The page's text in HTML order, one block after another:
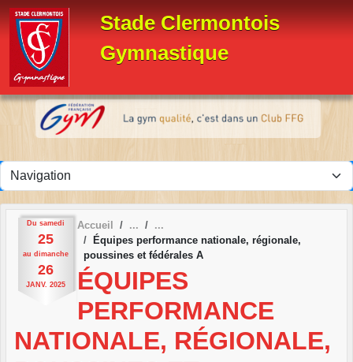
Stade Clermontois
Gymnastique
Du samedi
25
au dimanche
26
JANV. 2025
Accueil
Équipes performance nationale, régionale,
poussines et fédérales A
ÉQUIPES
PERFORMANCE
NATIONALE, RÉGIONALE,
Panneau de gestion des cookies